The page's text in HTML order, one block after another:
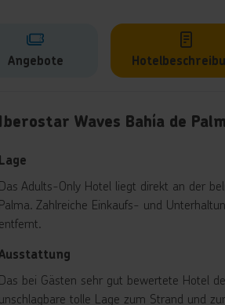
Angebote
Iberostar Waves Bahía de
Lage
Das Adults-Only Hotel liegt direkt an der
Palma. Zahlreiche Einkaufs- und
entfernt.
Das bei Gästen sehr gut bewertete Hotel
unschlagbare tolle Lage zum Strand und